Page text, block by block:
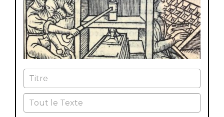
Titre
Tout le Texte